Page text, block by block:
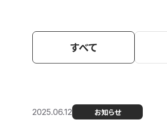
すべて
2025.06.12 お知らせ